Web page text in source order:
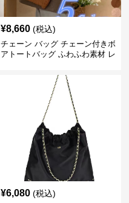
¥8,660 (税込)
チェーン バッグ チェーン付きボ
アトートバッグ ふわふわ素材 レ
¥6,080 (税込)